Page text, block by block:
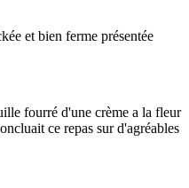
et bien ferme présentée
fourré d'une crème a la fleur
ce repas sur d'agréables